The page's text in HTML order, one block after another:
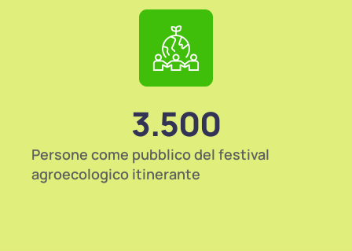
Persone come pubblico del festival
agroecologico itinerante
3.500